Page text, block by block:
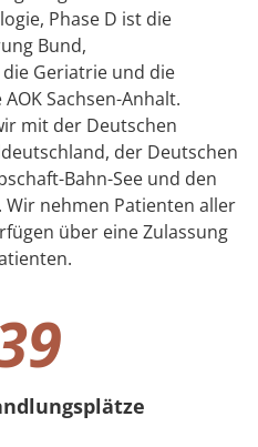
Phase D ist die
Bund,
Geriatrie und die
Sachsen-Anhalt.
mit der Deutschen
der Deutschen
Bahn-See und den
Wir nehmen Patienten aller
über eine Zulassung